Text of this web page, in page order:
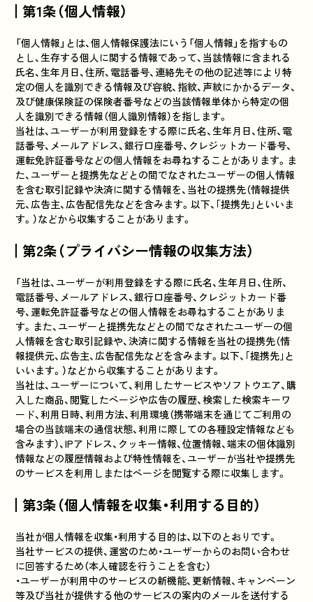
第1条（個人情報）
「個人情報」とは、個人情報保護法にいう「個人情報」を指すもの
とし、生存する個人に関する情報であって、当該情報に含まれる
氏名、生年月日、住所、電話番号、連絡先その他の記述等により特
定の個人を識別できる情報及び容貌、指紋、声紋にかかるデータ、
及び健康保険証の保険者番号などの当該情報単体から特定の個
人を識別できる情報（個人識別情報）を指します。
当社は、ユーザーが利用登録をする際に氏名、生年月日、住所、電
話番号、メールアドレス、銀行口座番号、クレジットカード番号、
運転免許証番号などの個人情報をお尋ねすることがあります。ま
た、ユーザーと提携先などとの間でなされたユーザーの個人情報
を含む取引記録や決済に関する情報を、当社の提携先（情報提供
元、広告主、広告配信先などを含みます。以下、｢提携先｣といいま
す。）などから収集することがあります。
第2条（プライバシー情報の収集方法）
「当社は、ユーザーが利用登録をする際に氏名、生年月日、住所、
電話番号、メールアドレス、銀行口座番号、クレジットカード番
号、運転免許証番号などの個人情報をお尋ねすることがありま
す。また、ユーザーと提携先などとの間でなされたユーザーの個
人情報を含む取引記録や、決済に関する情報を当社の提携先（情
報提供元、広告主、広告配信先などを含みます。以下、｢提携先｣と
いいます。）などから収集することがあります。
当社は、ユーザーについて、利用したサービスやソフトウエア、購
入した商品、閲覧したページや広告の履歴、検索した検索キーワ
ード、利用日時、利用方法、利用環境（携帯端末を通じてご利用の
場合の当該端末の通信状態、利用に際しての各種設定情報なども
含みます）、IPアドレス、クッキー情報、位置情報、端末の個体識別
情報などの履歴情報および特性情報を、ユーザーが当社や提携先
のサービスを利用しまたはページを閲覧する際に収集します。
第3条（個人情報を収集・利用する目的）
当社が個人情報を収集・利用する目的は、以下のとおりです。
当社サービスの提供、運営のため・ユーザーからのお問い合わせ
に回答するため（本人確認を行うことを含む）
・ユーザーが利用中のサービスの新機能、更新情報、キャンペーン
等及び当社が提供する他のサービスの案内のメールを送付する